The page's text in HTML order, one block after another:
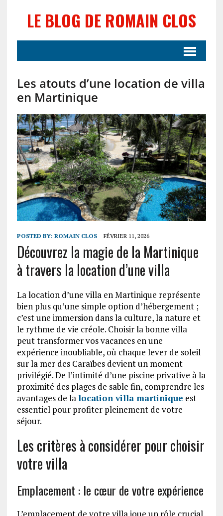
LE BLOG DE ROMAIN CLOS
Les atouts d’une location de villa
en Martinique
POSTED BY: ROMAIN CLOS FÉVRIER 11, 2026
Découvrez la magie de la Martinique
à travers la location d’une villa
La location d’une villa en Martinique représente
bien plus qu’une simple option d’hébergement ;
c’est une immersion dans la culture, la nature et
le rythme de vie créole. Choisir la bonne villa
peut transformer vos vacances en une
expérience inoubliable, où chaque lever de soleil
sur la mer des Caraïbes devient un moment
privilégié. De l’intimité d’une piscine privative à la
proximité des plages de sable fin, comprendre les
avantages de lalocation villa martinique est
essentiel pour profiter pleinement de votre
séjour.
Les critères à considérer pour choisir
votre villa
Emplacement : le cœur de votre expérience